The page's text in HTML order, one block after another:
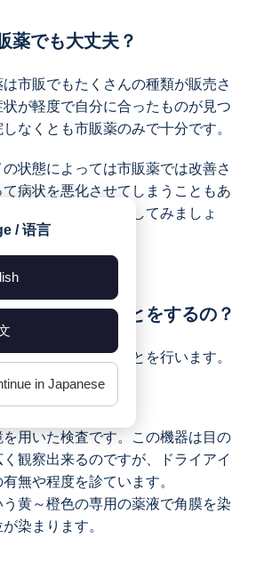
/ 语言
in Japanese
薬でも大丈夫？
市販でもたくさんの種類が販売さ
が軽度で自分に合ったものが見つ
なくとも市販薬のみで十分です。
状態によっては市販薬では改善さ
病状を悪化させてしまうこともあ
眼科を受診して相談してみましょ
ってどんなことをするの？
、以下のようなことを行います。
用いた検査です。この機器は目の
観察出来るのですが、ドライアイ
無や程度を診ています。
黄～橙色の専用の薬液で角膜を染
染まります。